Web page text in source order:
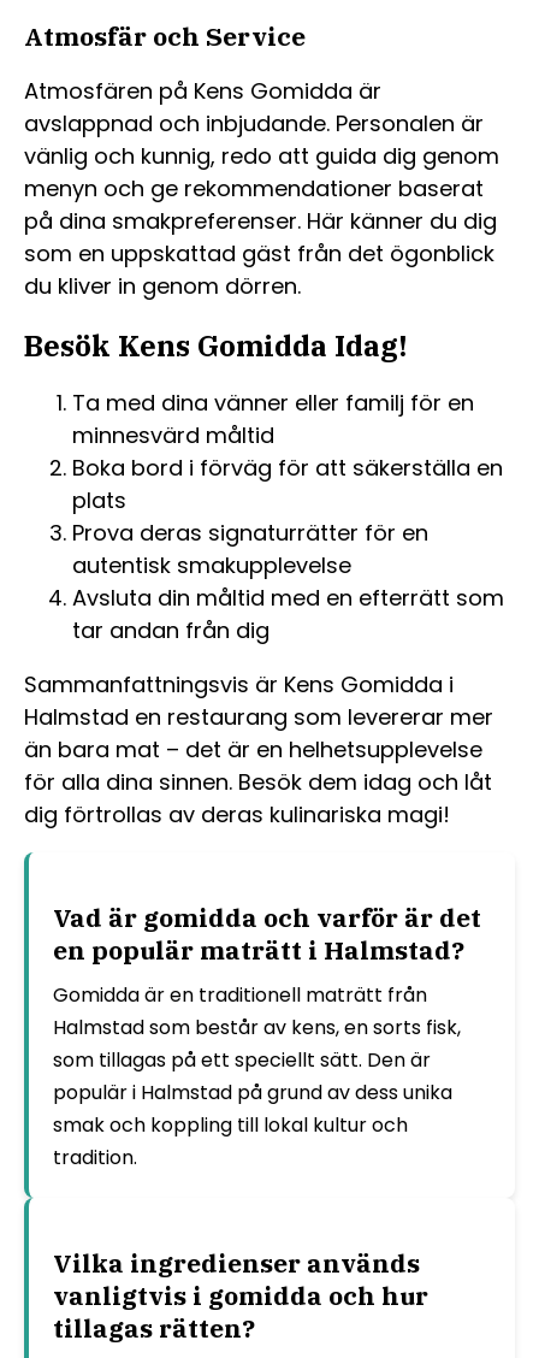
Atmosfär och Service
Atmosfären på Kens Gomidda är
avslappnad och inbjudande. Personalen är
vänlig och kunnig, redo att guida dig genom
menyn och ge rekommendationer baserat
på dina smakpreferenser. Här känner du dig
som en uppskattad gäst från det ögonblick
du kliver in genom dörren.
Besök Kens Gomidda Idag!
Ta med dina vänner eller familj för en
minnesvärd måltid
Boka bord i förväg för att säkerställa en
plats
Prova deras signaturrätter för en
autentisk smakupplevelse
Avsluta din måltid med en efterrätt som
tar andan från dig
Sammanfattningsvis är Kens Gomidda i
Halmstad en restaurang som levererar mer
än bara mat – det är en helhetsupplevelse
för alla dina sinnen. Besök dem idag och låt
dig förtrollas av deras kulinariska magi!
Vad är gomidda och varför är det
en populär maträtt i Halmstad?
Gomidda är en traditionell maträtt från
Halmstad som består av kens, en sorts fisk,
som tillagas på ett speciellt sätt. Den är
populär i Halmstad på grund av dess unika
smak och koppling till lokal kultur och
tradition.
Vilka ingredienser används
vanligtvis i gomidda och hur
tillagas rätten?